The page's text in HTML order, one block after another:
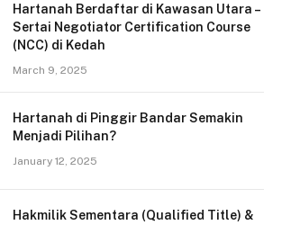
Hartanah Berdaftar di Kawasan Utara –
Sertai Negotiator Certification Course
(NCC) di Kedah
March 9, 2025
Hartanah di Pinggir Bandar Semakin
Menjadi Pilihan?
January 12, 2025
Hakmilik Sementara (Qualified Title) &